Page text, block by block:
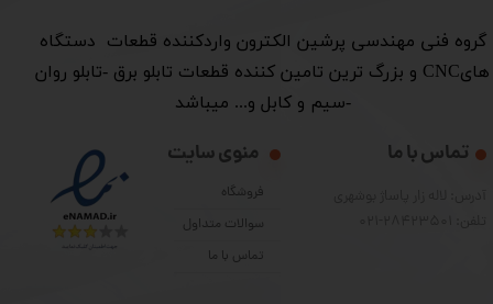
​گروه فنی مهندسی پرشین الکترون واردکننده قطعات دستگاه
هایCNC و بزرگ ترین تامین کننده قطعات تابلو برق -تابلو روان
-سیم و کابل و... میباشد
منوی سایت
فروشگاه
سوالات متداول
تماس با ما
تماس با ما